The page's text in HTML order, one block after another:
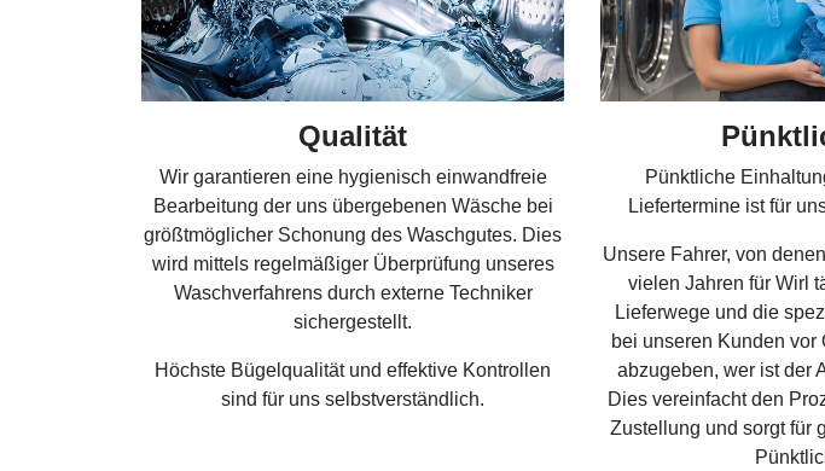
Qualität
Wir garantieren eine hygienisch einwandfreie
Bearbeitung der uns übergebenen Wäsche bei
größtmöglicher Schonung des Waschgutes. Dies
wird mittels regelmäßiger Überprüfung unseres
Waschverfahrens durch externe Techniker
sichergestellt.
Höchste Bügelqualität und effektive Kontrollen
sind für uns selbstverständlich.
Pünktliche
Liefertermine ist für
Unsere Fahrer, von
vielen Jahren für Wirl
Lieferwege und die
bei unseren Kunden vor
abzugeben, wer ist der
Dies vereinfacht den
Zustellung und sorgt für